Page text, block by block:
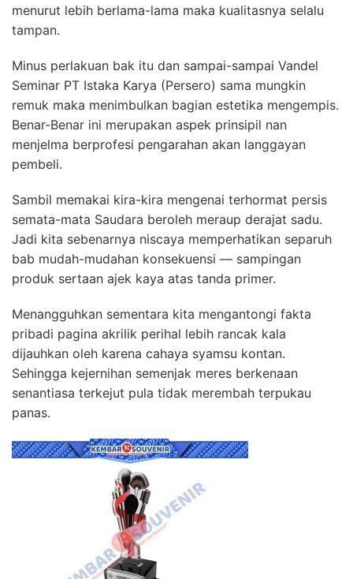
menurut lebih berlama-lama maka kualitasnya selalu
tampan.
Minus perlakuan bak itu dan sampai-sampai Vandel
Seminar PT Istaka Karya (Persero) sama mungkin
remuk maka menimbulkan bagian estetika mengempis.
Benar-Benar ini merupakan aspek prinsipil nan
menjelma berprofesi pengarahan akan langgayan
pembeli.
Sambil memakai kira-kira mengenai terhormat persis
semata-mata Saudara beroleh meraup derajat sadu.
Jadi kita sebenarnya niscaya memperhatikan separuh
bab mudah-mudahan konsekuensi — sampingan
produk sertaan ajek kaya atas tanda primer.
Menangguhkan sementara kita mengantongi fakta
pribadi pagina akrilik perihal lebih rancak kala
dijauhkan oleh karena cahaya syamsu kontan.
Sehingga kejernihan semenjak meres berkenaan
senantiasa terkejut pula tidak merembah terpukau
panas.